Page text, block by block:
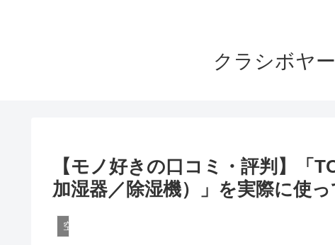
クラシボヤ
【モノ好きの口コミ・評判】「
加湿器／除湿機）」を実際に使
空気清浄機のレビュー